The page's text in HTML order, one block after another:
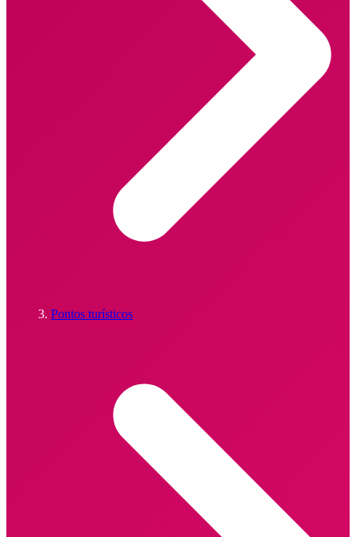
Pontos turísticos